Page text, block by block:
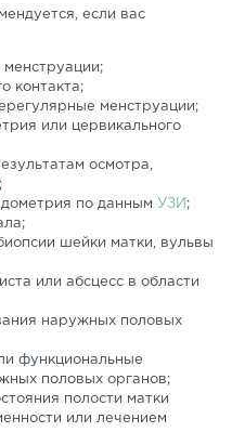
если вас
контакта;
менструации;
или цервикального
осмотра,
;
по данным УЗИ ;
шейки матки, вульвы
или абсцесс в области
наружных половых
функциональные
половых органов;
полости матки
или лечением